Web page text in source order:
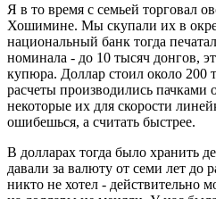
Я в то время с семьей торговал
Хошимине. Мы скупали их в
национальный банк тогда
номинала - до 10 тысяч донгов,
купюра. Доллар стоил около 200
расчеты производились
некоторые их для скорости
ошибешься, а считать быстрее.
В долларах тогда было хранить
давали за валюту от семи лет до
никто не хотел - действительно